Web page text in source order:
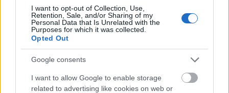
I want to opt-out of Collection, Use,
Retention, Sale, and/or Sharing of my
Personal Data that Is Unrelated with the
Purposes for which it was collected.
Opted Out
Google consents
I want to allow Google to enable storage
related to advertising like cookies on web or
ESTÉTICA
GELES
HERRAMIENTAS Y ACCESORIOS MANICURA /
PEDICURA
HIGIENE Y DESINFECCIÓN
LÍQUIDOS MANICURA / PEDICURA